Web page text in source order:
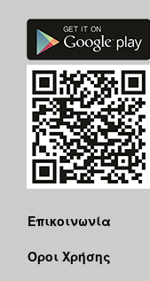
Επικοινωνία
Όροι Χρήσης